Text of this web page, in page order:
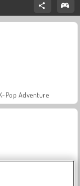
Pop Adventure